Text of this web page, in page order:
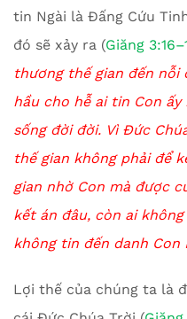
tin Ngài là Đấng Cứu
đó sẽ xảy ra (Giăng
thương thế gian đến nỗi
hầu cho hễ ai tin Con
sống đời đời. Vì Đức
thế gian không phải để
gian nhờ Con mà được
kết án đâu, còn ai
không tin đến danh
Lợi thế của chúng ta là